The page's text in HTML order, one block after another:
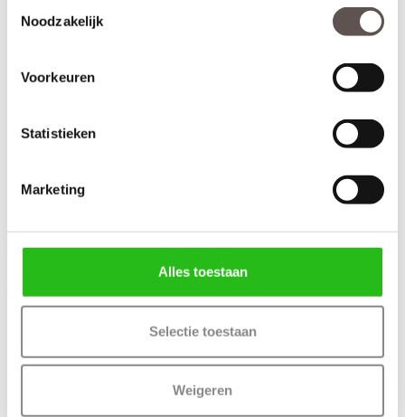
Noodzakelijk
Voorkeuren
Statistieken
Marketing
Alles toestaan
Selectie toestaan
Weigeren
Voordeuren worden afgehangen met scharnieren die met
schroeven zowel in de deur als op het kozijn worden gemonteerd.
het kozijn gemonteerd om de deur soepel te laten draaien en
kromtrekken tegen te gaan. Voordeuren met een hoogte van
kogellagerscharnieren
(Bewerkingen zoals een slotgat of 3-puntsluiting verlengt de
levertijd met 4 werkdagen)
Kenmerken Weekamp WK1642 Zonder glas
Maatwerk mogelijk: Ja, 50 werkdagen levertijd
Deur samenstellen
Terug